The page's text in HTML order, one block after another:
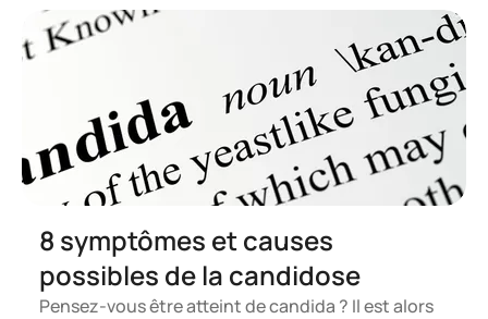
8 symptômes et causes
possibles de la candidose
Pensez-vous être atteint de candida ? Il est alors